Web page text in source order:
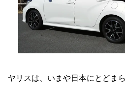
ヤリスは、いまや日本にとどま